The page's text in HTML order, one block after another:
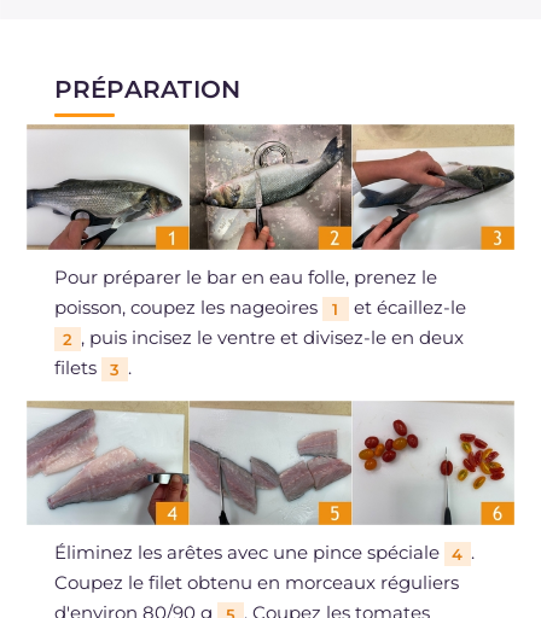
PRÉPARATION
Pour préparer le bar en eau folle, prenez le
poisson, coupez les nageoires
1 et écaillez-le
2 , puis incisez le ventre et divisez-le en deux
filets
3 .
Éliminez les arêtes avec une pince spéciale 4 .
Coupez le filet obtenu en morceaux réguliers
d'environ 80/90 g
. Coupez les tomates